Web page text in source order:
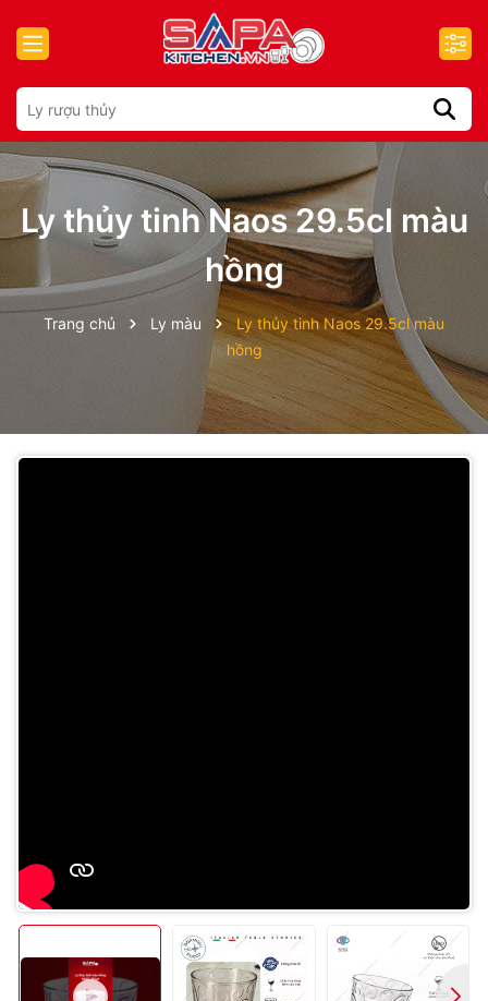
Ly thủy tinh Naos 29.5cl màu
hồng
Trang chủ Ly màu
Ly thủy tinh Naos 29.5cl màu
hồng